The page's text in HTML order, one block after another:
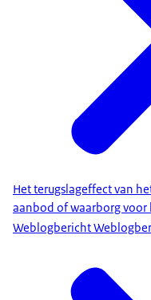
Het terugslageffect van
aanbod of waarborg voor
Weblogbericht